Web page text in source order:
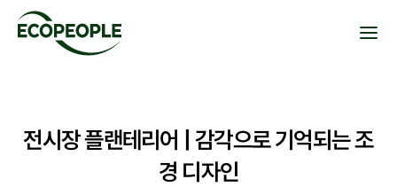
전시장 플랜테리어 | 감각으로 기억되는 조
경 디자인